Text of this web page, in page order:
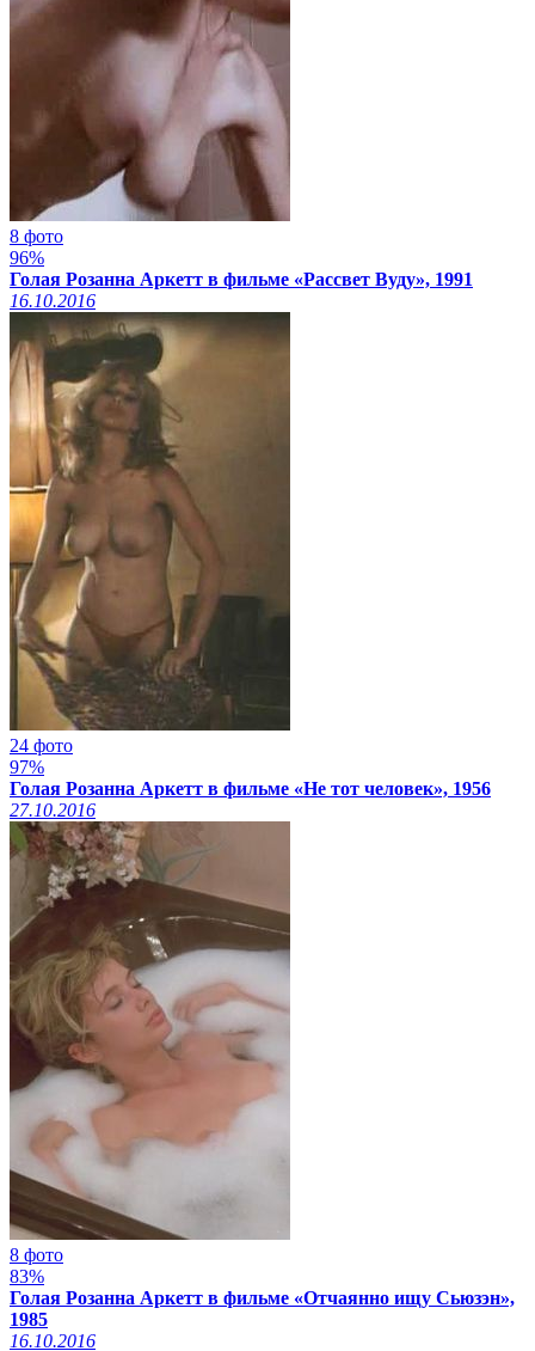
8 фото
96%
Голая Розанна Аркетт в фильме «Рассвет Вуду», 1991
16.10.2016
24 фото
97%
Голая Розанна Аркетт в фильме «Не тот человек», 1956
27.10.2016
8 фото
83%
Голая Розанна Аркетт в фильме «Отчаянно ищу Сьюзэн»,
1985
16.10.2016